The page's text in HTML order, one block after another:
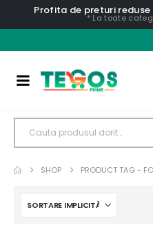
Profita de preturi
* La toate
SHOP PRODUCT TAG -